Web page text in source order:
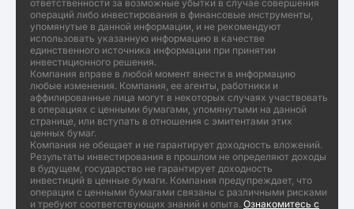
ответственности за возможные убытки в случае совершения
операций либо инвестирования в финансовые инструменты,
упомянутые в данной информации, и не рекомендуют
использовать указанную информацию в качестве
единственного источника информации при принятии
инвестиционного решения.
Компания вправе в любой момент внести в информацию
любые изменения. Компания, ее агенты, работники и
аффилированные лица могут в некоторых случаях участвовать
в операциях с ценными бумагами, упомянутыми на данной
странице, или вступать в отношения с эмитентами этих
ценных бумаг.
Компания не обещает и не гарантирует доходность вложений.
Результаты инвестирования в прошлом не определяют доходы
в будущем, государство не гарантирует доходность
инвестиций в ценные бумаги. Компания предупреждает, что
операции с ценными бумагами связаны с различными рисками
и требуют соответствующих знаний и опыта. Ознакомитесь с